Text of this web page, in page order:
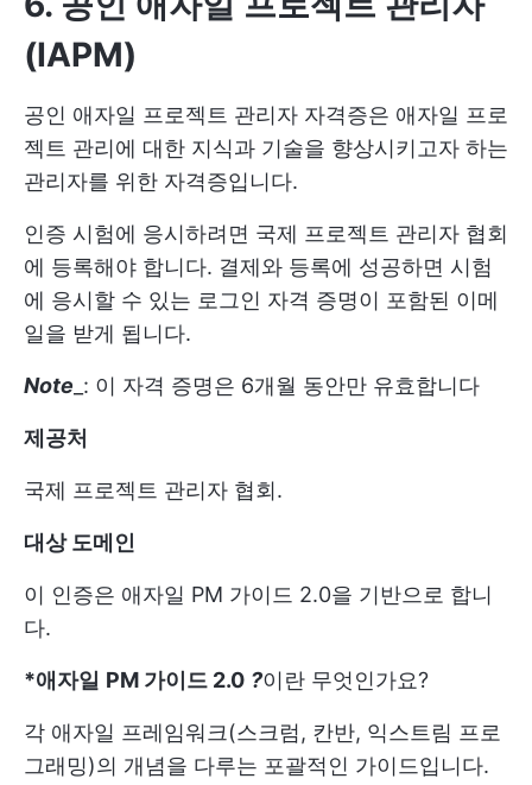
(IAPM)
공인 애자일 프로젝트 관리자 자격증은 애자일 프로
젝트 관리에 대한 지식과 기술을 향상시키고자 하는
관리자를 위한 자격증입니다.
인증 시험에 응시하려면 국제 프로젝트 관리자 협회
에 등록해야 합니다. 결제와 등록에 성공하면 시험
에 응시할 수 있는 로그인 자격 증명이 포함된 이메
일을 받게 됩니다.
Note _: 이 자격 증명은 6개월 동안만 유효합니다
제공처
국제 프로젝트 관리자 협회.
대상 도메인
이 인증은 애자일 PM 가이드 2.0을 기반으로 합니
다.
*애자일 PM 가이드 2.0 ?이란 무엇인가요?
각 애자일 프레임워크(스크럼, 칸반, 익스트림 프로
그래밍)의 개념을 다루는 포괄적인 가이드입니다.